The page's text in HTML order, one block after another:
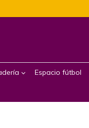
Espacio fútbol